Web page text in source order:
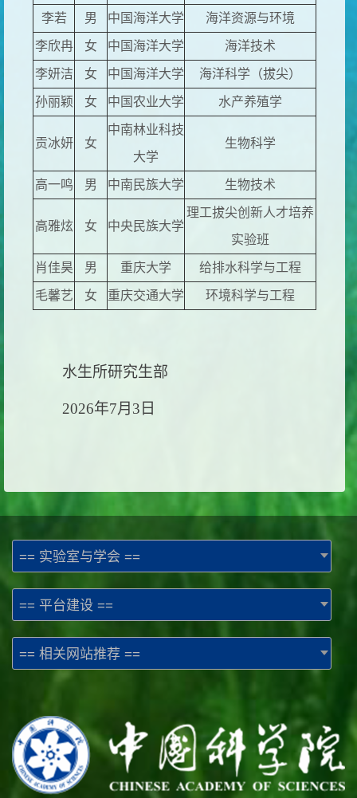
李若 男 中国海洋大学 海洋资源与环境
李欣冉 女 中国海洋大学 海洋技术
李妍洁 女 中国海洋大学 海洋科学（拔尖）
孙丽颖 女 中国农业大学 水产养殖学
贡冰妍 女
中南林业科技
大学
生物科学
高一鸣 男 中南民族大学 生物技术
高雅炫 女 中央民族大学
理工拔尖创新人才培养
实验班
肖佳昊 男 重庆大学 给排水科学与工程
毛馨艺 女 重庆交通大学 环境科学与工程
水生所研究生部
2026年7月3日
== 实验室与学会 ==
== 平台建设 ==
== 相关网站推荐 ==